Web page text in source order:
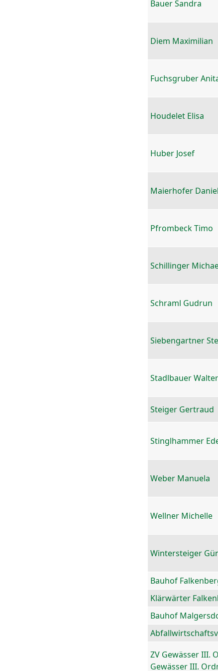
Bauer Sandra
Diem Maximilian
Fuchsgruber
Houdelet Elisa
Huber Josef
Maierhofer
Pfrombeck Timo
Schillinger
Schraml Gudrun
Siebengartner
Stadlbauer Walter
Steiger Gertraud
Stinglhammer
Weber Manuela
Wellner Michelle
Wintersteiger
Bauhof
Klärwärter
Bauhof
ZV Gewässer III.
Gewässer III.